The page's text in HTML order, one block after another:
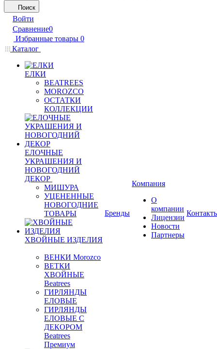
Поиск
Войти
Сравнение0
Избранные товары 0
Каталог
ЕЛКИ
BEATREES
MOROZCO
ОСТАТКИ
КОЛЛЕКЦИИ
ЕЛОЧНЫЕ
УКРАШЕНИЯ И
НОВОГОДНИЙ
ДЕКОР
МИШУРА
УЦЕНЕННЫЕ
НОВОГОДНИЕ
ТОВАРЫ
ХВОЙНЫЕ ИЗДЕЛИЯ
ВЕНКИ Morozco
ВЕТКИ
ХВОЙНЫЕ
Beatrees
ГИРЛЯНДЫ
ЕЛОВЫЕ
ГИРЛЯНДЫ
ЕЛОВЫЕ С
ДЕКОРОМ
Beatrees
Премиум
Бренды
Компания
О
компании
Лицензии
Новости
Партнеры